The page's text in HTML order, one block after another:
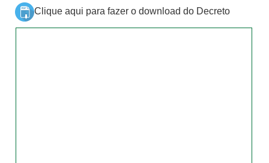
Clique aqui para fazer o download do Decreto